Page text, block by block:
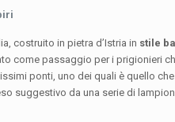
costruito in pietra d’Istria in stile
come passaggio per i prigionieri
ponti, uno dei quali è quello che
suggestivo da una serie di